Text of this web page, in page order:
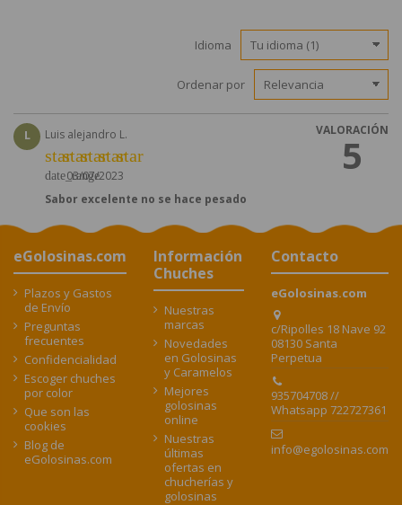
Idioma
Ordenar por
L Luis alejandro L.
starstarstarstarstar
date_range
03/07/2023
Sabor excelente no se hace pesado
VALORACIÓN
5
eGolosinas.com
Plazos y Gastos
de Envío
Preguntas
frecuentes
Confidencialidad
Escoger chuches
por color
Que son las
cookies
Blog de
eGolosinas.com
Información
Chuches
Nuestras
marcas
Novedades
en Golosinas
y Caramelos
Mejores
golosinas
online
Nuestras
últimas
ofertas en
chucherías y
golosinas
Contacto
eGolosinas.com
c/Ripolles 18 Nave 92
08130 Santa
Perpetua
935704708 //
Whatsapp 722727361
info@egolosinas.com